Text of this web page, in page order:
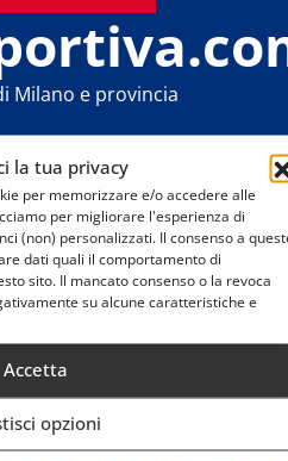
la tua privacy
per memorizzare e/o accedere alle
per migliorare l'esperienza di
(non) personalizzati. Il consenso a
dati quali il comportamento di
sito. Il mancato consenso o la revoca
su alcune caratteristiche e
Accetta
opzioni
Milano e provincia
e realismo per gli